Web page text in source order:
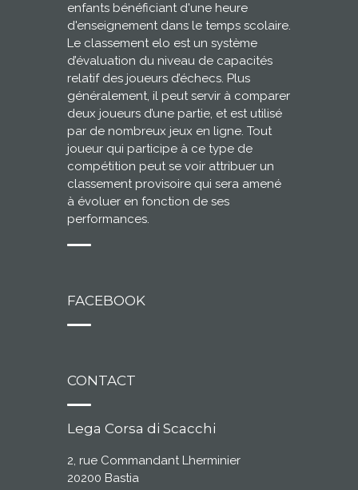
enfants bénéficiant d'une heure
d'enseignement dans le temps scolaire.
Le classement elo est un système
d’évaluation du niveau de capacités
relatif des joueurs d’échecs. Plus
généralement, il peut servir à comparer
deux joueurs d’une partie, et est utilisé
par de nombreux jeux en ligne. Tout
joueur qui participe à ce type de
compétition peut se voir attribuer un
classement provisoire qui sera amené
à évoluer en fonction de ses
performances.
FACEBOOK
CONTACT
Lega Corsa di Scacchi
2, rue Commandant Lherminier
20200 Bastia